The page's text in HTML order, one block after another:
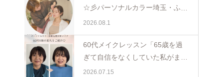
☆彡パーソナルカラー埼玉・ふじ
み野
2026.08.1
60代メイクレッスン「65歳を過
ぎて自信をなくしていた私がまた
少し前を向けました☺️埼玉・ふじ
2026.07.15